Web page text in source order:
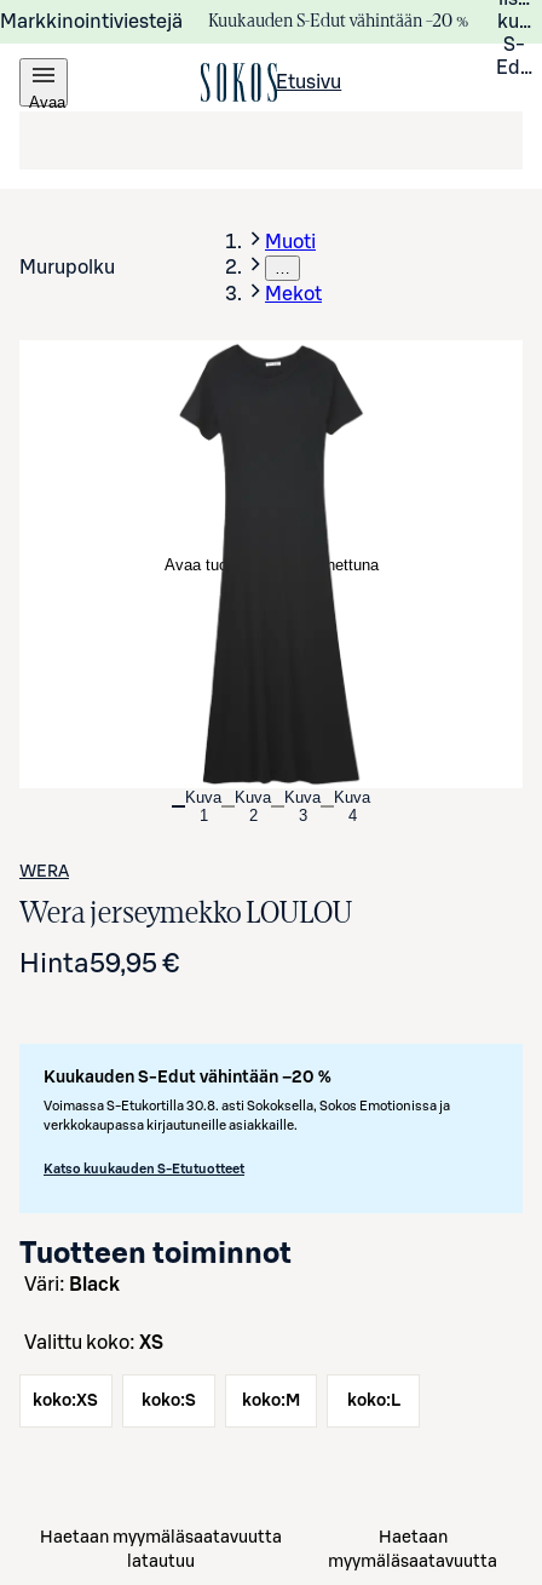
Markkinointiviestejä Kuukauden S-Edut vähintään –20 %
S-
Avaa
Etusivu
Murupolku
Muoti
…
Mekot
Avaa tuotekuva suurennettuna
Kuva
1
Kuva
2
Kuva
3
Kuva
4
WERA
Wera jerseymekko LOULOU
Hinta59,95 €
Kuukauden S-Edut vähintään –20 %
Voimassa S-Etukortilla 30.8. asti Sokoksella, Sokos Emotionissa ja
verkkokaupassa kirjautuneille asiakkaille.
Katso kuukauden S-Etutuotteet
Tuotteen toiminnot
väri: Black
Valittu koko: XS
koko:XS koko:S koko: M koko: L
Haetaan myymäläsaatavuutta
latautuu
Haetaan
myymäläsaatavuutta